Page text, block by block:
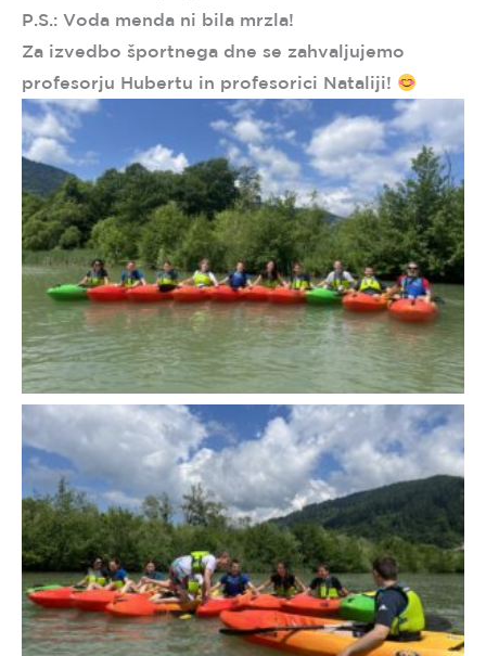
P.S.: Voda menda ni bila mrzla!
Za izvedbo športnega dne se zahvaljujemo
profesorju Hubertu in profesorici Nataliji!